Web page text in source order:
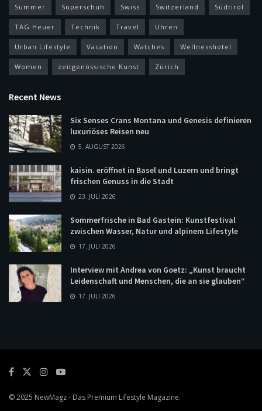
Summer Superschuh Swiss Switzerland Südtirol
TAG Heuer Technik Travel Uhren
Urban Lifestyle Vacation Watches Wellnesshotel
Women zeitgenössische Kunst Zürich
Recent News
Six Senses Crans Montana und Genesis definieren
luxuriöses Reisen neu
5. AUGUST 2026
kaisin. eröffnet in Basel und Luzern und bringt
frischen Genuss in die Stadt
23. JULI 2026
Sommerfrische in Bad Gastein: Kunstfestival
zwischen Wasser, Natur und alpinem Lifestyle
17. JULI 2026
Interview mit Andrea von Goetz: „Kunst braucht
Leidenschaft und Menschen, die an sie glauben“
17. JULI 2026
© 2025 NewMagz- Das Premium Lifestyle Magazine.